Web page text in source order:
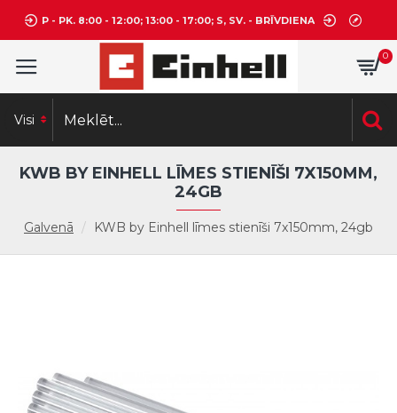
P - PK. 8:00 - 12:00; 13:00 - 17:00; S, SV. - BRĪVDIENA
0
Visi
Galvenā KWB by Einhell līmes stienīši 7x150mm, 24gb
KWB BY EINHELL LĪMES STIENĪŠI 7X150MM,
24GB